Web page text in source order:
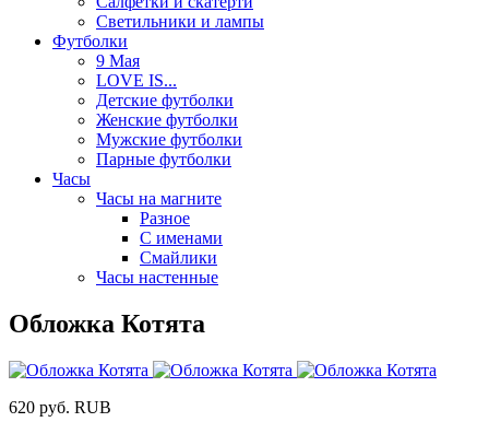
Светильники и лампы
Футболки
9 Мая
LOVE IS...
Детские футболки
Женские футболки
Мужские футболки
Парные футболки
Часы
Часы на магните
Разное
С именами
Смайлики
Часы настенные
Обложка Котята
620 руб. RUB